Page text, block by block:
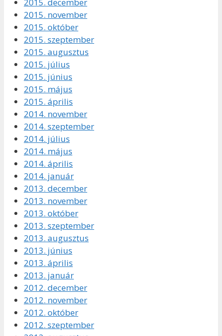
2015. december
2015. november
2015. október
2015. szeptember
2015. augusztus
2015. július
2015. június
2015. május
2015. április
2014. november
2014. szeptember
2014. július
2014. május
2014. április
2014. január
2013. december
2013. november
2013. október
2013. szeptember
2013. augusztus
2013. június
2013. április
2013. január
2012. december
2012. november
2012. október
2012. szeptember